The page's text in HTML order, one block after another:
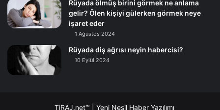
Rüyada ölmüş birini görmek ne anlama
gelir? Ölen kişiyi gülerken görmek neye
işaret eder
1 Ağustos 2024
Rüyada diş ağrısı neyin habercisi?
10 Eylül 2024
TiRAJ.net™ | Yeni Nesil Haber Yazılımı